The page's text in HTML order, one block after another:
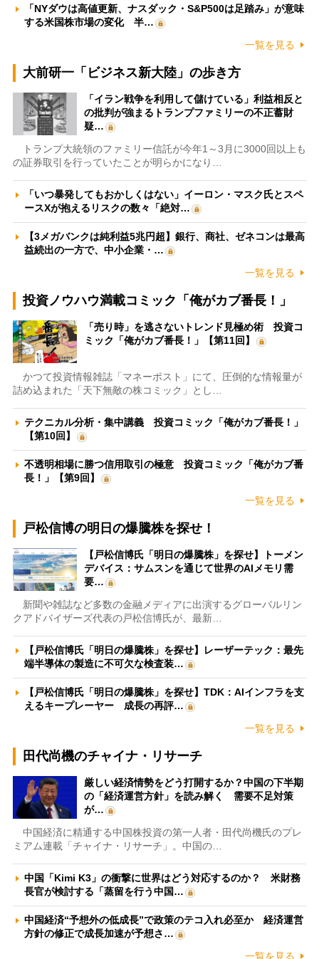
「NYダウは高値更新、ナスダック・S&P500は足踏み」が意味
する米国株市場の変化 半…
一覧を見る
大前研一「ビジネス新大陸」の歩き方
「イラン戦争を利用して儲けている」利益相反と
の批判が強まるトランプファミリーの不正蓄財
疑…
トランプ大統領のファミリー信託が今年1～3月に3000回以上も
の証券取引を行っていたことが明らかになり…
「いつ暴発してもおかしくはない」イーロン・マスク氏とスペ
ースXが抱えるリスクの数々「絶対…
【3メガバンクは純利益5兆円超】銀行、商社、ゼネコンは最高
益続出の一方で、中小企業・…
一覧を見る
投資ノウハウ満載コミック「俺がカブ番長！」
「売り時」を逃さないトレンド見極め術 投資コ
ミック「俺がカブ番長！」【第11回】
かつて投資情報雑誌「マネーポスト」にて、圧倒的な情報量が
詰め込まれた「天下無敵の株コミック」とし…
テクニカル分析・集中講義 投資コミック「俺がカブ番長！」
【第10回】
不透明相場に勝つ信用取引の極意 投資コミック「俺がカブ番
長！」【第9回】
一覧を見る
戸松信博の明日の爆騰株を探せ！
【戸松信博氏「明日の爆騰株」を探せ】トーメン
デバイス：サムスンを通じて世界のAIメモリ需
要…
新聞や雑誌など多数の金融メディアに出演するグローバルリン
クアドバイザーズ代表の戸松信博氏が、最新…
【戸松信博氏「明日の爆騰株」を探せ】レーザーテック：最先
端半導体の製造に不可欠な検査装…
【戸松信博氏「明日の爆騰株」を探せ】TDK：AIインフラを支
えるキープレーヤー 成長の再評…
一覧を見る
田代尚機のチャイナ・リサーチ
厳しい経済情勢をどう打開するか？中国の下半期
の「経済運営方針」を読み解く 需要不足対策
が…
中国経済に精通する中国株投資の第一人者・田代尚機氏のプレ
ミアム連載「チャイナ・リサーチ」。中国の…
中国「Kimi K3」の衝撃に世界はどう対応するのか？ 米財務
長官が検討する「蒸留を行う中国…
中国経済“予想外の低成長”で政策のテコ入れ必至か 経済運営
方針の修正で成長加速が予想さ…
一覧を見る